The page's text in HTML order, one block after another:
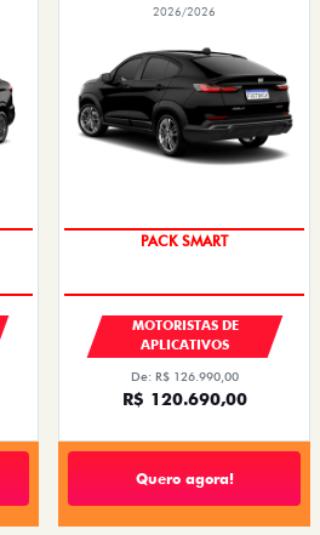
2026/2026
PACK SMART
MOTORISTAS DE
APLICATIVOS
De: R$ 126.990,00
R$ 120.690,00
Quero agora!